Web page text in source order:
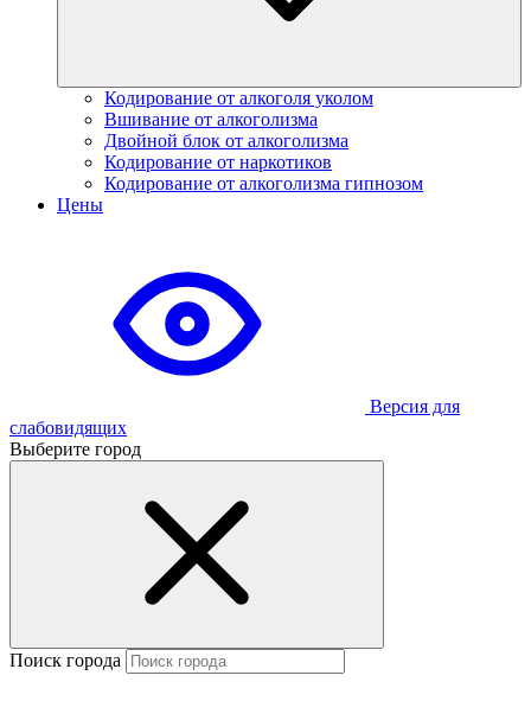
Кодирование от алкоголя уколом
Вшивание от алкоголизма
Двойной блок от алкоголизма
Кодирование от наркотиков
Кодирование от алкоголизма гипнозом
Цены
Версия для
слабовидящих
Выберите город
Поиск города